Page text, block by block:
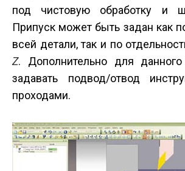
под чистовую обработку и
Припуск может быть задан как
всей детали, так и по
Z. Дополнительно для
задавать подвод/отвод
проходами.